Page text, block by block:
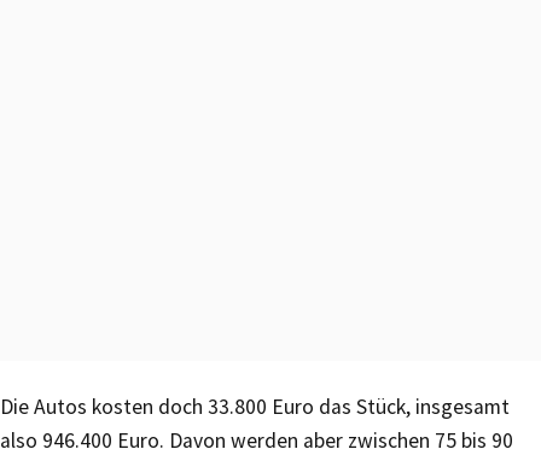
Die Autos kosten doch 33.800 Euro das Stück, insgesamt
also 946.400 Euro. Davon werden aber zwischen 75 bis 90